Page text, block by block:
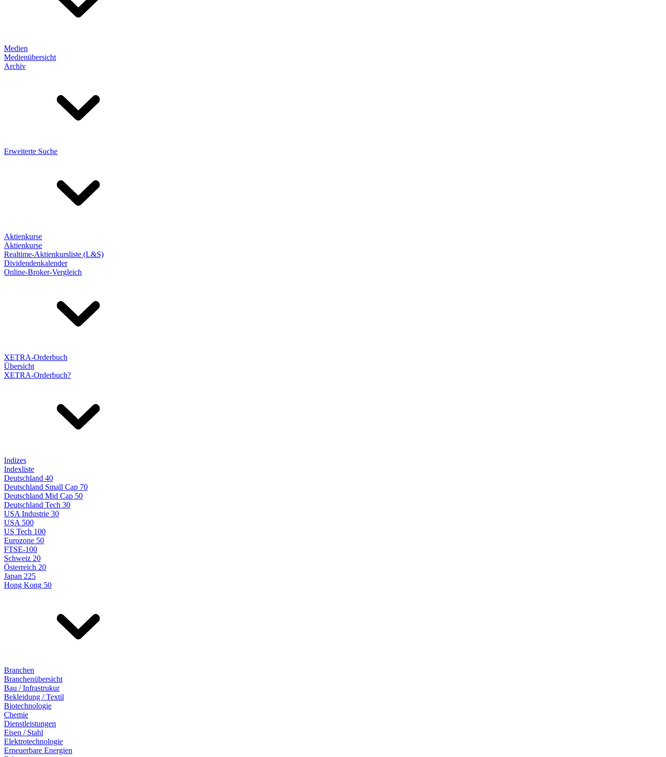
Medien
Medienübersicht
Archiv
Erweiterte Suche
Aktienkurse
Aktienkurse
Realtime-Aktienkursliste (L&S)
Dividendenkalender
Online-Broker-Vergleich
XETRA-Orderbuch
Übersicht
XETRA-Orderbuch?
Indizes
Indexliste
Deutschland 40
Deutschland Small Cap 70
Deutschland Mid Cap 50
Deutschland Tech 30
USA Industrie 30
USA 500
US Tech 100
Eurozone 50
FTSE-100
Schweiz 20
Österreich 20
Japan 225
Hong Kong 50
Branchen
Branchenübersicht
Bau / Infrastrukur
Bekleidung / Textil
Biotechnologie
Chemie
Dienstleistungen
Eisen / Stahl
Elektrotechnologie
Erneuerbare Energien